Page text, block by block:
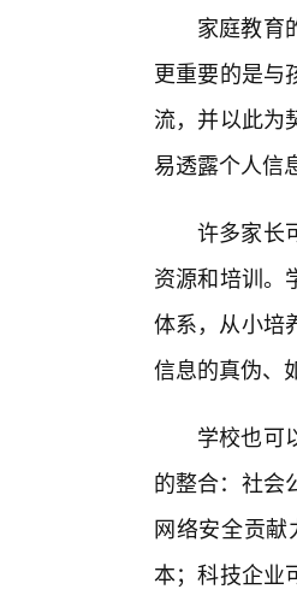
家庭教育
更重要的是与
流，并以此为
易透露个人信
许多家长
资源和培训。
体系，从小培
信息的真伪、
学校也可
的整合：社会
网络安全贡
本；科技企业